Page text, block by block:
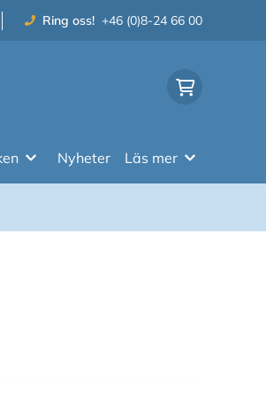
Ring oss! +46 (0)8-24 66 00
Nyheter Läs mer